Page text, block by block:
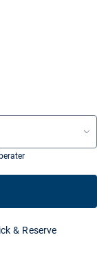
& Reserve